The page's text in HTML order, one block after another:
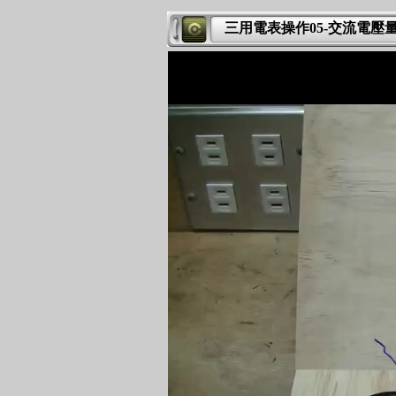
三用電表操作05-交流電壓